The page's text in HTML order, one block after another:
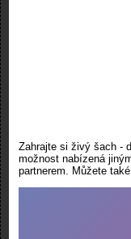
Zahrajte si živý šach -
možnost nabízená
partnerem. Můžete